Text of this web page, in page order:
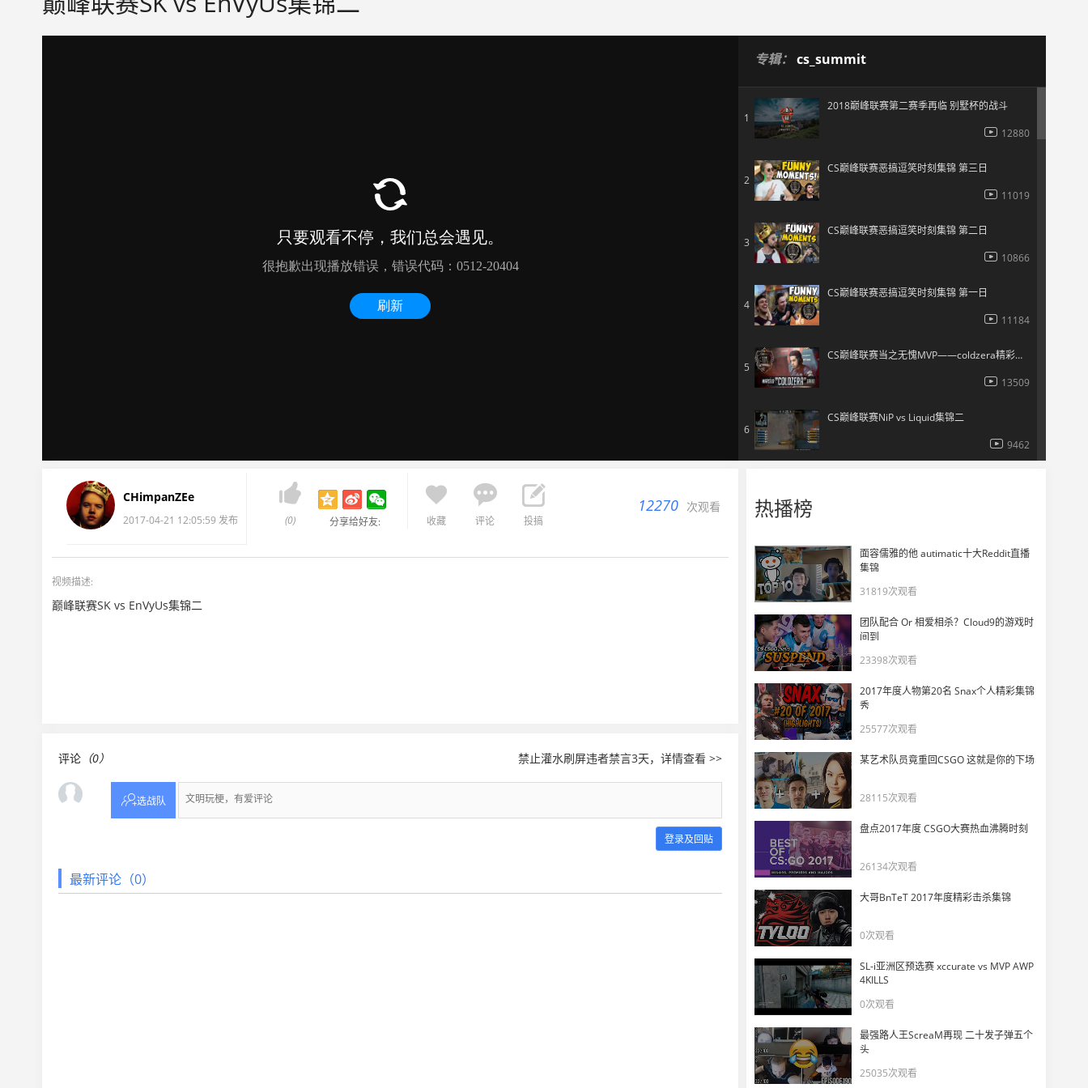
专辑： cs_summit
1
2018巅峰联赛第二赛季再临 别墅杯的战斗
12880
2
CS巅峰联赛恶搞逗笑时刻集锦 第三日
11019
3
CS巅峰联赛恶搞逗笑时刻集锦 第二日
10866
4
CS巅峰联赛恶搞逗笑时刻集锦 第一日
11184
5
CS巅峰联赛当之无愧MVP——coldzera精彩集锦
13509
6
CS巅峰联赛NiP vs Liquid集锦二
9462
跑车沙滩与阳光！EnVyUs的巅峰联赛之旅
CS巅峰联赛官方回顾电影：最有爱的顶级赛事
12451
巅峰联赛Gambit vs OpTic集锦@cobblestone
12926
巅峰联赛Gambit vs OpTic集锦@inferno
巅峰联赛Gambit vs OpTic集锦@mirage
30分钟回顾巅峰联赛决赛 SK疯狂表现再加冕
CSGO职业圈"唯一男神"——Dosia的魅力
CHimpanZEe
2017-04-21 12:05:59 发布

(0) 分享给好友:

收藏

评论

投搞
12270 次观看
视频描述:
巅峰联赛SK vs EnVyUs集锦二
禁止灌水刷屏违者禁言3天，详情查看 >>
评论 （0）
选战队
登录及回贴
最新评论（0）
热播榜
面容儒雅的他 autimatic十大Reddit直播
集锦
31819次观看
团队配合 Or 相爱相杀？Cloud9的游戏时
间到
23398次观看
2017年度人物第20名 Snax个人精彩集锦
秀
25577次观看
某艺术队员竟重回CSGO 这就是你的下场
28115次观看
盘点2017年度 CSGO大赛热血沸腾时刻
26134次观看
大哥BnTeT 2017年度精彩击杀集锦
0次观看
SL-i亚洲区预选赛 xccurate vs MVP AWP
4KILLS
0次观看
最强路人王ScreaM再现 二十发子弹五个
头
25035次观看